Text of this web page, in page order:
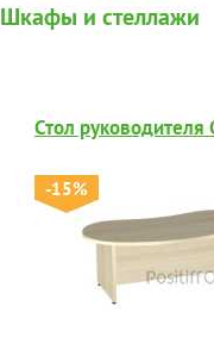
Шкафы и стеллажи
Стол руководителя
-15%